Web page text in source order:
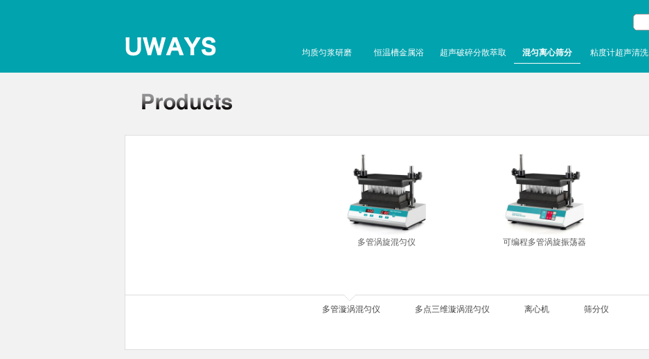
均质匀浆研磨 恒温槽金属浴 超声破碎分散萃取 混匀离心筛分 粘度计超声清洗
多管涡旋混匀仪 可编程多管涡旋振荡器
多管漩涡混匀仪 多点三维漩涡混匀仪 离心机 筛分仪